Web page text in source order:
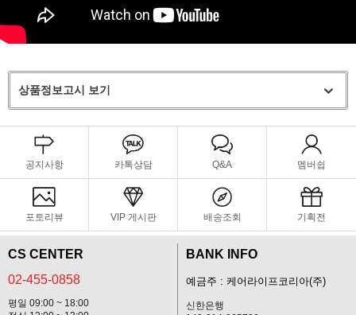
상품정보고시 보기
공지사항 카톡상담 Q&A 멤버쉽
포토리뷰 VIP 게시판 배송조회 기획전
CS CENTER
02-455-0858
평일 09:00 ~ 18:00
BANK INFO
예금주 : 케어라이프코리아(주)
신한은행